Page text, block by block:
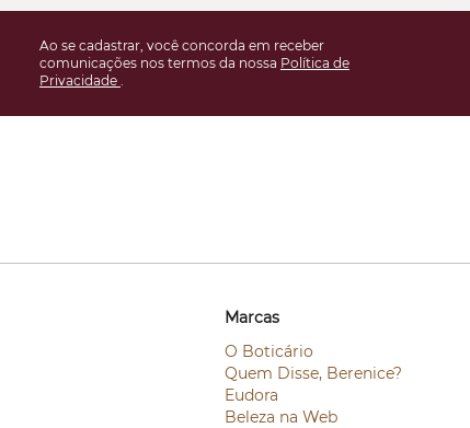
Ao se cadastrar, você concorda em receber
comunicações nos termos da nossa Política de
Privacidade .
Marcas
O Boticário
Quem Disse, Berenice?
Eudora
Beleza na Web